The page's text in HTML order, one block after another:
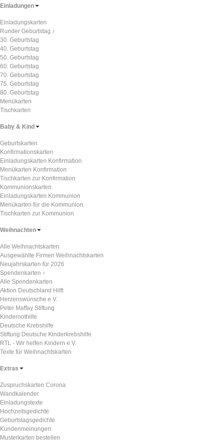
Einladungen
Einladungskarten
Runder Geburtstag
30. Geburtstag
40. Geburtstag
50. Geburtstag
60. Geburtstag
70. Geburtstag
75. Geburtstag
80. Geburtstag
Menükarten
Tischkarten
Baby & Kind
Geburtskarten
Konfirmationskarten
Einladungskarten Konfirmation
Menükarten Konfirmation
Tischkarten zur Konfirmation
Kommunionskarten
Einladungskarten Kommunion
Menükarten für die Kommunion
Tischkarten zur Kommunion
Weihnachten
Alle Weihnachtskarten
Ausgewählte Firmen Weihnachtskarten
Neujahrskarten für 2026
Spendenkarten
Alle Spendenkarten
Aktion Deutschland Hilft
Herzenswünsche e.V.
Peter Maffay Stiftung
Kindernothilfe
Deutsche Krebshilfe
Stiftung Deutsche Kinderkrebshilfe
RTL - Wir helfen Kindern e.V.
Texte für Weihnachtskarten
Extras
Zuspruchskarten Corona
Wandkalender
Einladungstexte
Hochzeitsgedichte
Geburtstagsgedichte
Kundenmeinungen
Musterkarten bestellen